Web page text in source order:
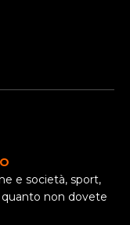
e società, sport,
non dovete